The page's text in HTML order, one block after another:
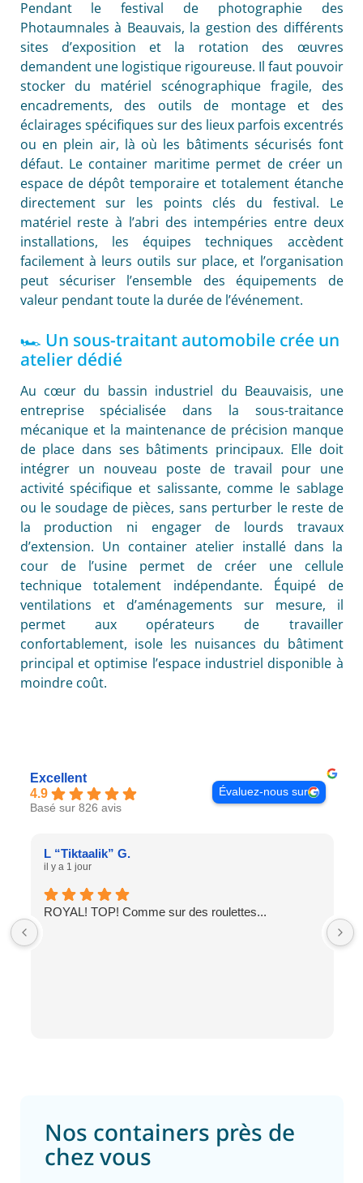
Pendant le festival de photographie des
Photaumnales à Beauvais, la gestion des différents
sites d’exposition et la rotation des œuvres
demandent une logistique rigoureuse. Il faut pouvoir
stocker du matériel scénographique fragile, des
encadrements, des outils de montage et des
éclairages spécifiques sur des lieux parfois excentrés
ou en plein air, là où les bâtiments sécurisés font
défaut. Le container maritime permet de créer un
espace de dépôt temporaire et totalement étanche
directement sur les points clés du festival. Le
matériel reste à l’abri des intempéries entre deux
installations, les équipes techniques accèdent
facilement à leurs outils sur place, et l’organisation
peut sécuriser l’ensemble des équipements de
valeur pendant toute la durée de l’événement.
🏎️ Un sous-traitant automobile crée un
atelier dédié
Au cœur du bassin industriel du Beauvaisis, une
entreprise spécialisée dans la sous-traitance
mécanique et la maintenance de précision manque
de place dans ses bâtiments principaux. Elle doit
intégrer un nouveau poste de travail pour une
activité spécifique et salissante, comme le sablage
ou le soudage de pièces, sans perturber le reste de
la production ni engager de lourds travaux
d’extension. Un container atelier installé dans la
cour de l’usine permet de créer une cellule
technique totalement indépendante. Équipé de
ventilations et d’aménagements sur mesure, il
permet aux opérateurs de travailler
confortablement, isole les nuisances du bâtiment
principal et optimise l’espace industriel disponible à
moindre coût.
Excellent
4.9
Basé sur 826 avis
Évaluez-nous sur
L “Tiktaalik” G.
il y a 1 jour
ROYAL! TOP! Comme sur des roulettes...
Nos containers près de
chez vous